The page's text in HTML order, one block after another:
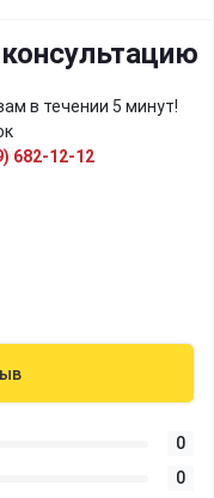
в течении 5 минут!
682-12-12
0
0